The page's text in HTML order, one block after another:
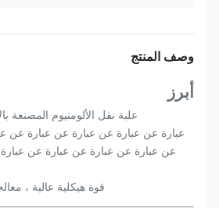
وصف المنتج
أبرز
علبة نقل الألومنيوم المصنعة
عبارة عن عبارة عن عبارة عن عبارة عن
عن عبارة عن عبارة عن عبارة عن
قوة هيكلية عالية ،